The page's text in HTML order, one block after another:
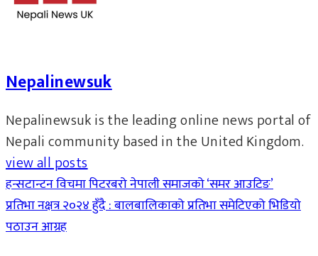
Nepalinewsuk
Nepalinewsuk is the leading online news portal of
Nepali community based in the United Kingdom.
view all posts
हन्सटान्टन विचमा पिटरबरो नेपाली समाजको ‘समर आउटिङ’
प्रतिभा नक्षत्र २०२४ हुँदै : बालबालिकाको प्रतिभा समेटिएको भिडियो
पठाउन आग्रह